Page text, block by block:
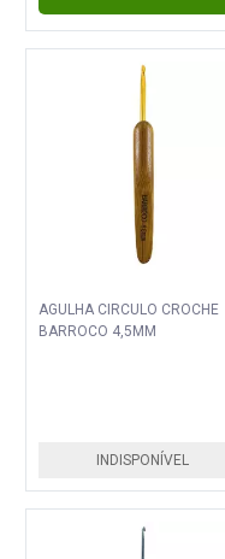
AGULHA CIRCULO CROCHE
BARROCO 4,5MM
INDISPONÍVEL